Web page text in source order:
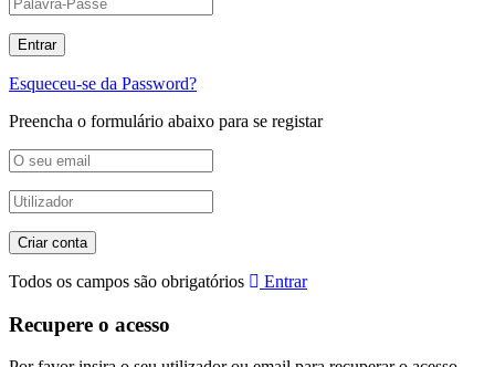
Esqueceu-se da Password?
Preencha o formulário abaixo para se registar
Todos os campos são obrigatórios Entrar
Recupere o acesso